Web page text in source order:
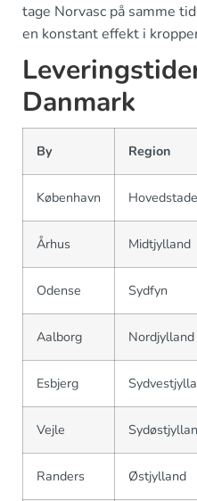
tage Norvasc på samme
en konstant effekt i
Danmark
By Region
København
Århus Midtjylland
Odense Sydfyn
Aalborg Nordjylland
Esbjerg
Vejle
Randers Østjylland